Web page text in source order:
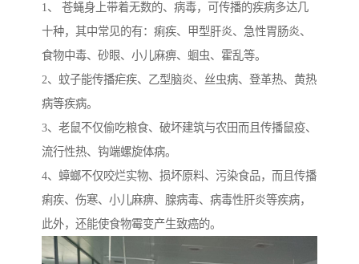
1、 苍蝇身上带着无数的、病毒，可传播的疾病多达几
十种，其中常见的有：痢疾、甲型肝炎、急性胃肠炎、
食物中毒、砂眼、小儿麻痹、蛔虫、霍乱等。
2、蚊子能传播疟疾、乙型脑炎、丝虫病、登革热、黄热
病等疾病。
3、老鼠不仅偷吃粮食、破坏建筑与农田而且传播鼠疫、
流行性热、钩端螺旋体病。
4、蟑螂不仅咬烂实物、损坏原料、污染食品，而且传播
痢疾、伤寒、小儿麻痹、腺病毒、病毒性肝炎等疾病，
此外，还能使食物霉变产生致癌的。